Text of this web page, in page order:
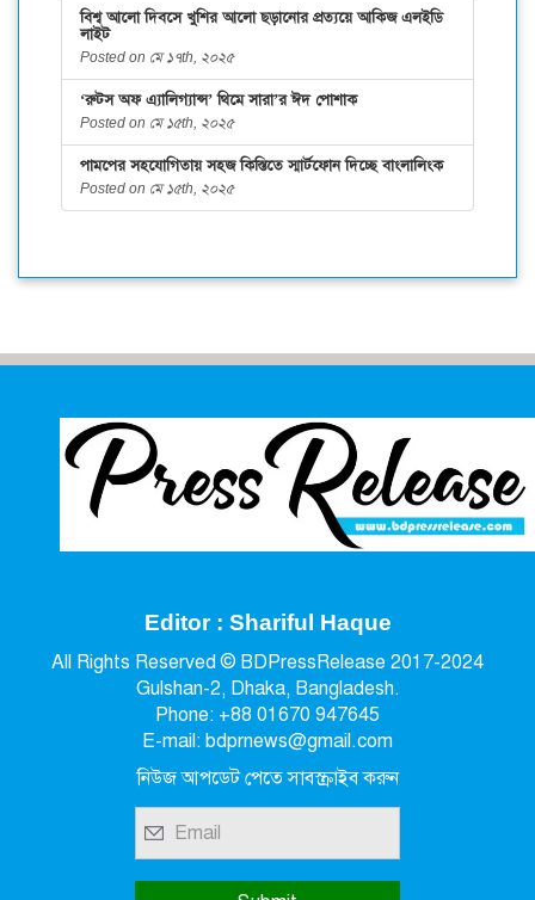
বিশ্ব আলো দিবসে খুশির আলো ছড়ানোর প্রত্যয়ে আকিজ এলইডি
লাইট
Posted on মে ১৭th, ২০২৫
‘রুটস অফ এ্যালিগ্যান্স’ থিমে সারা’র ঈদ পোশাক
Posted on মে ১৫th, ২০২৫
পামপের সহযোগিতায় সহজ কিস্তিতে স্মার্টফোন দিচ্ছে বাংলালিংক
Posted on মে ১৫th, ২০২৫
Editor : Shariful Haque
All Rights Reserved © BDPressRelease 2017-2024
Gulshan-2, Dhaka, Bangladesh.
Phone: +88 01670 947645
E-mail: bdprnews@gmail.com
নিউজ আপডেট পেতে সাবস্ক্রাইব করুন